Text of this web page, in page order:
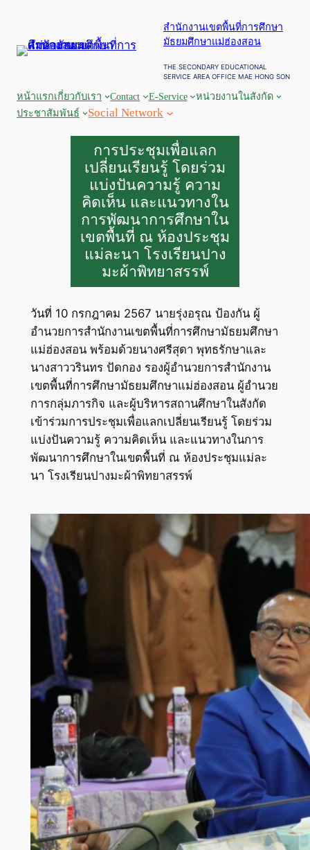
สำนักงานเขตพื้นที่การศึกษา
มัธยมศึกษาแม่ฮ่องสอน
THE SECONDARY EDUCATIONAL
SERVICE AREA OFFICE MAE HONG SON
หน้าแรกเกี่ยวกับเรา Contact E-Service
หน่วยงานในสังกัด
ประชาสัมพันธ์
Social Network
การประชุมเพื่อแลก
เปลี่ยนเรียนรู้ โดยร่วม
แบ่งปันความรู้ ความ
คิดเห็น และแนวทางใน
การพัฒนาการศึกษาใน
เขตพื้นที่ ณ ห้องประชุม
แม่ละนา โรงเรียนปาง
มะผ้าพิทยาสรรพ์
วันที่ 10 กรกฎาคม 2567 นายรุ่งอรุณ ป้องกัน ผู้
อำนวยการสำนักงานเขตพื้นที่การศึกษามัธยมศึกษา
แม่ฮ่องสอน พร้อมด้วยนางศรีสุดา พุทธรักษาและ
นางสาววรินทร ปัดกอง รองผู้อำนวยการสำนักงาน
เขตพื้นที่การศึกษามัธยมศึกษาแม่ฮ่องสอน ผู้อำนวย
การกลุ่มภารกิจ และผู้บริหารสถานศึกษาในสังกัด
เข้าร่วมการประชุมเพื่อแลกเปลี่ยนเรียนรู้ โดยร่วม
แบ่งปันความรู้ ความคิดเห็น และแนวทางในการ
พัฒนาการศึกษาในเขตพื้นที่ ณ ห้องประชุมแม่ละ
นา โรงเรียนปางมะผ้าพิทยาสรรพ์